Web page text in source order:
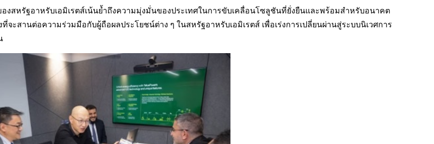
สหรัฐอาหรับเอมิเรตส์เน้นย้ำถึงความมุ่งมั่นของประเทศในการขับเคลื่อนโซลูชันที่ยั่งยืนและพร้อมสำหรับอนาคต
ะสานต่อความร่วมมือกับผู้ถือผลประโยชน์ต่าง ๆ ในสหรัฐอาหรับเอมิเรตส์ เพื่อเร่งการเปลี่ยนผ่านสู่ระบบนิเวศการ